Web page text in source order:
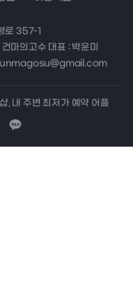
로 357-1
마의고수 대표 : 박윤미
gunmagosu@gmail.com
, 내 주변 최저가 예약 어플